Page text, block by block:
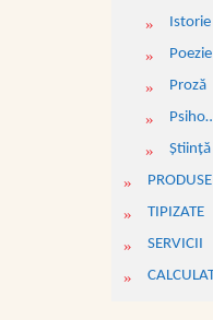
Istorie
Poezie
Proză
Ştiinţă
PRODUSE
TIPIZATE
SERVICII